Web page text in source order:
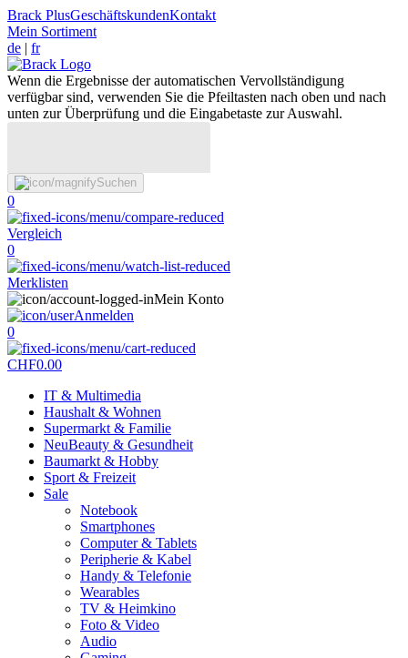
Brack PlusGeschäftskundenKontakt
Mein Sortiment
de | fr
Wenn die Ergebnisse der automatischen Vervollständigung
verfügbar sind, verwenden Sie die Pfeiltasten nach oben und nach
unten zur Überprüfung und die Eingabetaste zur Auswahl.
Suchen
0
Vergleich
0
Merklisten
Mein Konto
Anmelden
0
CHF0.00
IT & Multimedia
Haushalt & Wohnen
Supermarkt & Familie
NeuBeauty & Gesundheit
Baumarkt & Hobby
Sport & Freizeit
Sale
Notebook
Smartphones
Computer & Tablets
Peripherie & Kabel
Handy & Telefonie
Wearables
TV & Heimkino
Foto & Video
Audio